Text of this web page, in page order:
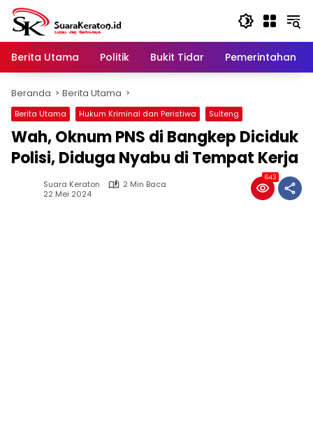
Langsung
konten
Berita Utama
Politik Bukit Tidar Pemerintahan
Beranda Berita Utama
Berita Utama Hukum Kriminal dan Peristiwa Sulteng
Wah, Oknum PNS di Bangkep Diciduk
Polisi, Diduga Nyabu di Tempat Kerja
Suara Keraton
2 Min Baca
22 Mei 2024
643